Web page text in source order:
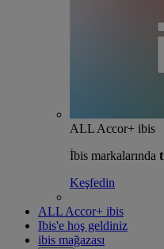
ALL Accor+ ibis
İbis markalarında
Keşfedin
ALL Accor+ ibis
Ibis'e hoş geldiniz
ibis mağazası